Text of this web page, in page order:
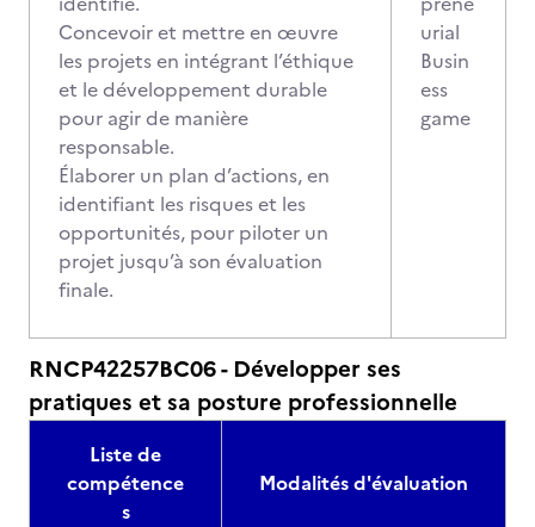
Concevoir et mettre en œuvre
les projets en intégrant l’éthique
et le développement durable
pour agir de manière
responsable.
Élaborer un plan d’actions, en
identifiant les risques et les
opportunités, pour piloter un
projet jusqu’à son évaluation
finale.
urial
Busin
ess
game
RNCP42257BC06 - Développer ses
pratiques et sa posture professionnelle
Liste de
compétence
s
Modalités d'évaluation